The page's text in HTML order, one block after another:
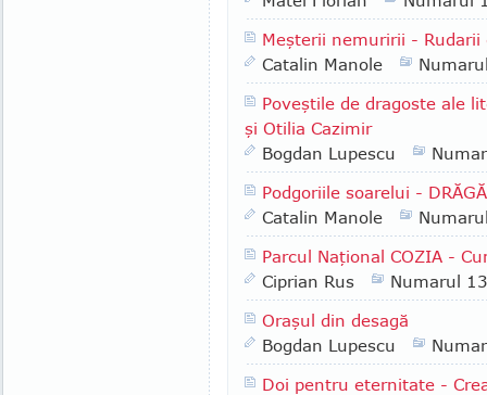
Meşterii nemuririi - Rudarii
Catalin Manole
Poveştile de dragoste ale
şi Otilia Cazimir
Bogdan Lupescu
Podgoriile soarelui -
Catalin Manole
Parcul Naţional COZIA -
Ciprian Rus
Numarul
Oraşul din desagă
Bogdan Lupescu
Doi pentru eternitate -